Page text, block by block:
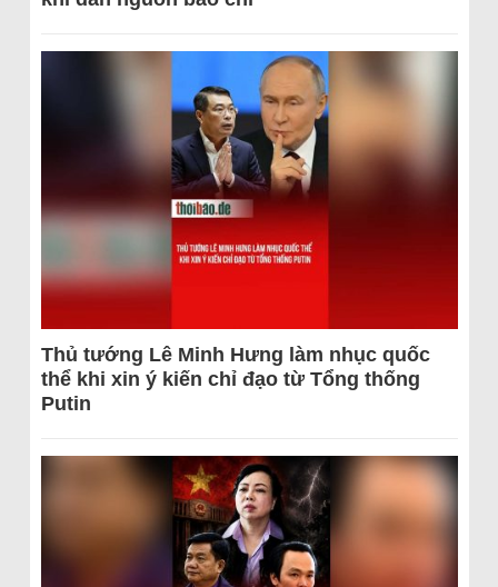
Thủ tướng Lê Minh Hưng làm nhục quốc
thể khi xin ý kiến chỉ đạo từ Tổng thống
Putin